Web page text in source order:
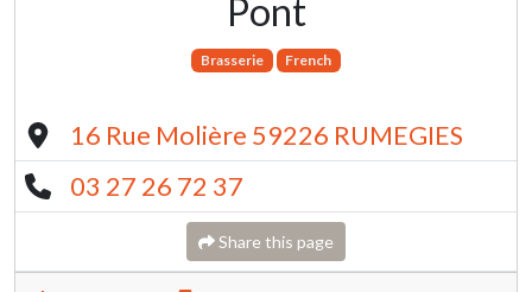
Pont
Brasserie French
16 Rue Molière 59226 RUMEGIES
03 27 26 72 37
Share this page